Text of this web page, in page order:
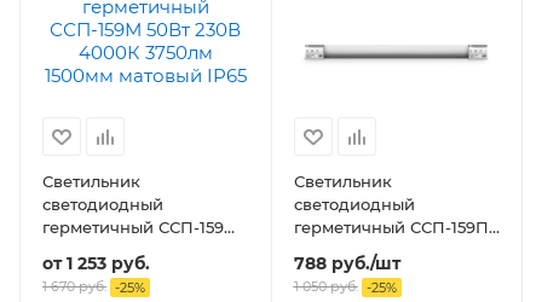
Светильник
светодиодный
герметичный ССП-159М
1500мм матовый IP65
от1 253 руб.
1 670 руб. -25%
Светильник
светодиодный
герметичный ССП-159П
36Вт 230В 2900лм
1200мм прозрачный
IP65 серии PRO
788руб./шт
1 050руб. -25%